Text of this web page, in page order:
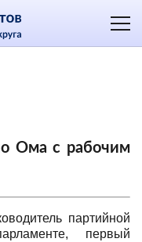
Ома с рабочим
партийной
первый